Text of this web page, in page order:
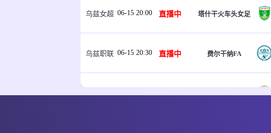
乌兹女超 06-15 20:00 直播中 塔什干火车头女足
乌兹职联 06-15 20:30 直播中 费尔干纳FA
坦桑超 即将开始